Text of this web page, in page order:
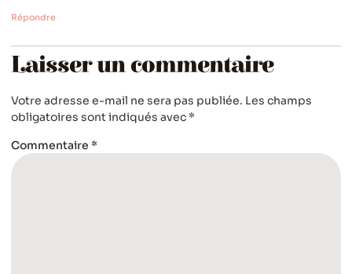
Répondre
Laisser un commentaire
Votre adresse e-mail ne sera pas publiée. Les champs
obligatoires sont indiqués avec *
Commentaire *